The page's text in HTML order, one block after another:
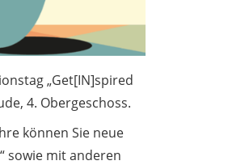
„Get[IN]spired
4. Obergeschoss.
können Sie neue
sowie mit anderen